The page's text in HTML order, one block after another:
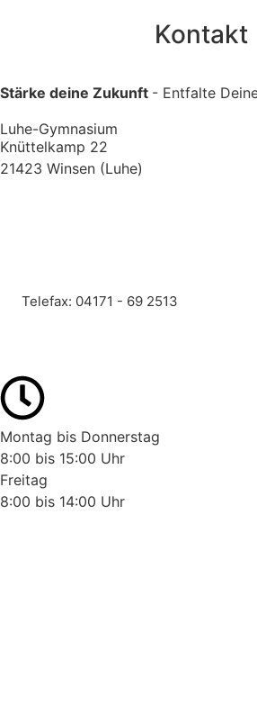
Kontakt
Stärke deine Zukunft - Entfalte
Luhe-Gymnasium
Knüttelkamp 22
21423 Winsen (Luhe)
Telefax: 04171 - 69 2513
Montag bis Donnerstag
8:00 bis 15:00 Uhr
Freitag
8:00 bis 14:00 Uhr